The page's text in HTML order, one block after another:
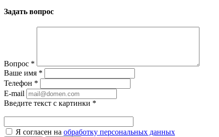
Задать вопрос
Вопрос *
Ваше имя *
Телефон *
E-mail
Введите текст с картинки *
Я согласен на обработку персональных данных